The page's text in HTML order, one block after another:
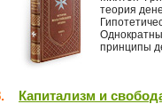
теория
принципы
Капитализм и